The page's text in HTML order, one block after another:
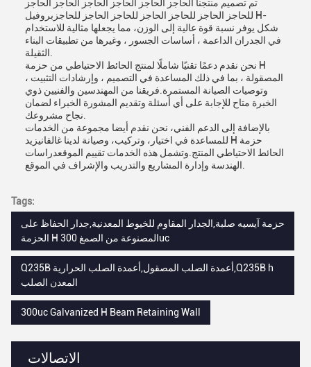
الاتصالات
تم تصميم منتجنا الحاجز الحاجز الحاجز الحاجز الحاجز الحاجز
للحاجز الحاجز للحاجز الحاجز للحاجز الحاجز للحاجزبروفيل H-
شكل يوفر نسبة قوة عالية إلى الوزن، مما يجعلها مثالية للاستخدام
في الجدران الداعمة ، أساسات الجسور ، وغيرها من تطبيقات البناء
نحن نقدم دعمًا تقنيًا شاملًا لمنتج الحائط الاحتياطي من حزمة H
المصقولة ، بما في ذلك المساعدة في التصميم ، وإرشادات التثبيت ،
وتوصيات الصيانة المستمرة.فريقنا من المهندسين والفنيين ذوي
الخبرة متاح للإجابة على أي أسئلة وتقديم المشورة الخبراء لضمان
بالإضافة إلى الدعم الفني، نحن نقدم أيضا مجموعة من الخدمات
للمساعدة في اختيار، وتركيب، وصيانة لدينا غالفانيزيد H حزمة
الحائط الاحتياطي المنتج.وتشمل هذه الخدمات تقييم الموقعدراسات
Tags:
حزمة آيسيه صلبة,الجدار المقاوم للخيوط المعدنية,جدار الحفاظ على
الحزمة H المصنوعة من الصمغ 300uc
Q235B أعمدة الصلب المصقول,أعمدة الصلب الحرارية,Q235B h
المعدن الصلب
300uc Galvanized H Beam Retaining Wall